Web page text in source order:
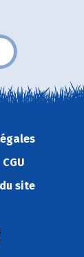
CGU
site